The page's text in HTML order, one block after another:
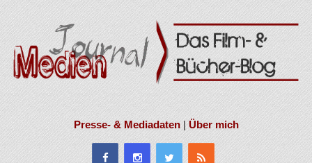
Presse- & Mediadaten|Über mich